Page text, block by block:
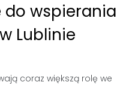
do wspierania
Lublinie
coraz większą rolę we